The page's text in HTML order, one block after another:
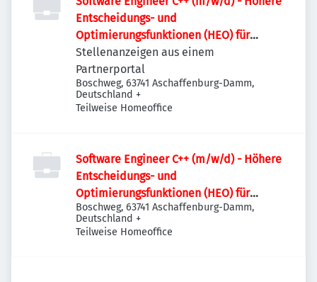
Entscheidungs- und
Optimierungsfunktionen (HEO) für
Stromnetze
Stellenanzeigen aus einem
Partnerportal
Boschweg, 63741 Aschaffenburg-Damm,
Deutschland +
Teilweise Homeoffice
Software Engineer C++ (m/w/d) - Höhere
Entscheidungs- und
Optimierungsfunktionen (HEO) für
Stromnetze
Boschweg, 63741 Aschaffenburg-Damm,
Deutschland +
Teilweise Homeoffice